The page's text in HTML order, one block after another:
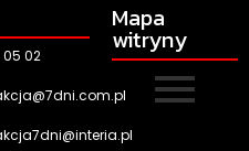
05 02
Mapa
witryny